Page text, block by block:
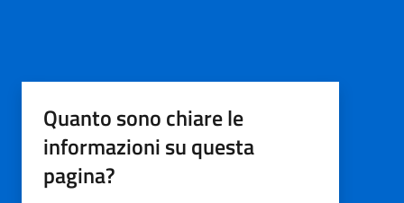
Quanto sono chiare le
informazioni su questa
pagina?